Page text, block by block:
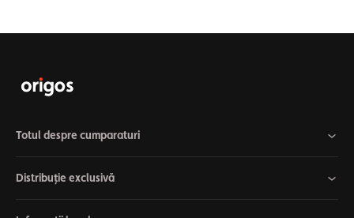
Totul despre cumparaturi
Distribuție exclusivă